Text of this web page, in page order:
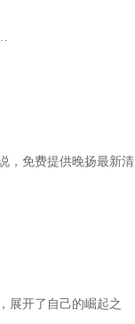
，免费提供晚扬最新清
展开了自己的崛起之